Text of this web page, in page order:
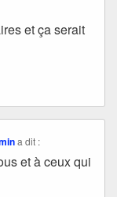
et ça serait
a dit :
et à ceux qui